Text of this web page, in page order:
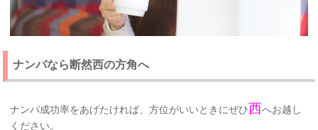
ナンパなら断然西の方角へ
ナンパ成功率をあげたければ、方位がいいときにぜひ西へお越し
ください。